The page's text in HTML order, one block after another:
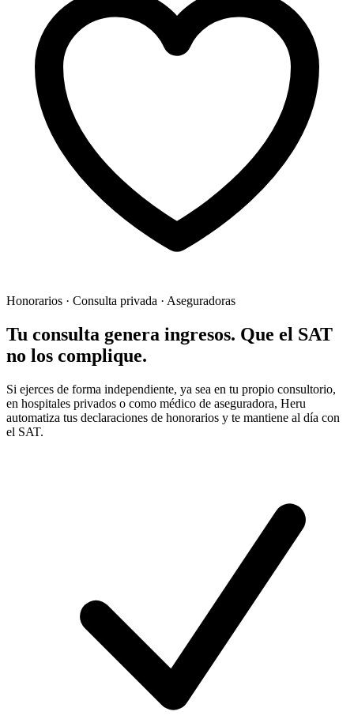
Honorarios · Consulta privada · Aseguradoras
Tu consulta genera ingresos. Que el SAT
no los complique.
Si ejerces de forma independiente, ya sea en tu propio consultorio,
en hospitales privados o como médico de aseguradora, Heru
automatiza tus declaraciones de honorarios y te mantiene al día con
el SAT.